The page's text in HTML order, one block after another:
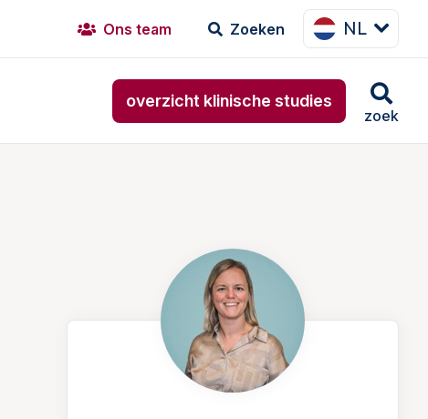
Ons team Zoeken NL
overzicht klinische studies
zoek